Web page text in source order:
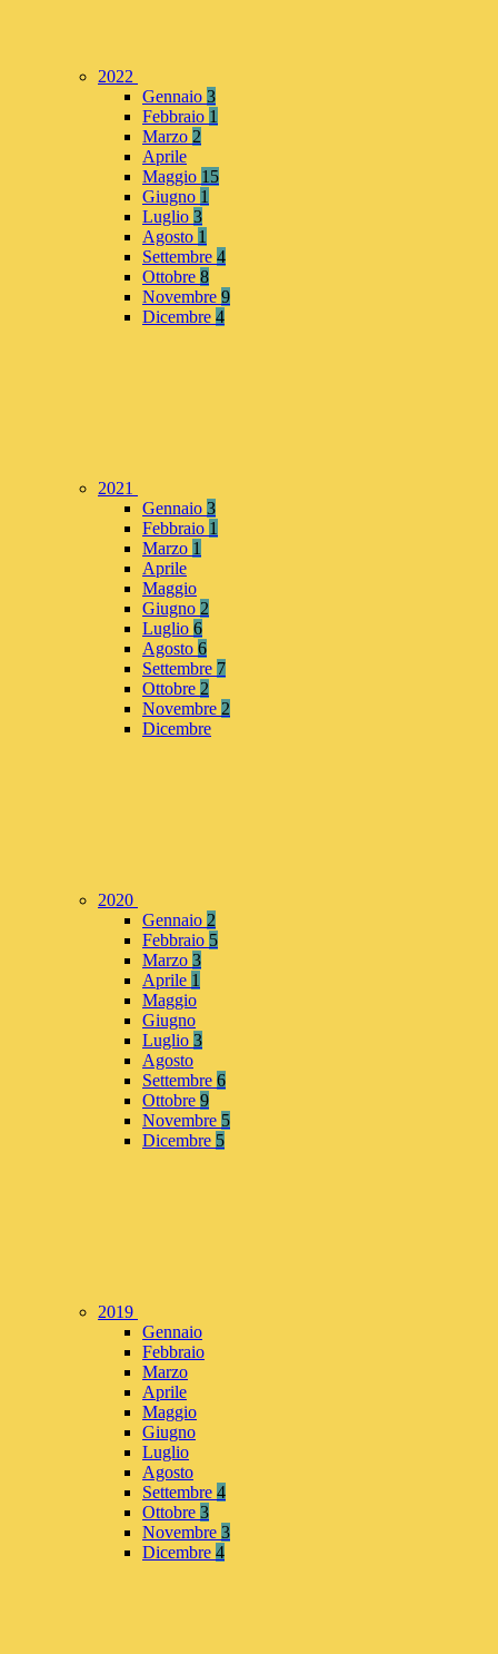
2022
Gennaio 3
Febbraio 1
Marzo 2
Aprile
Maggio 15
Giugno 1
Luglio 3
Agosto 1
Settembre 4
Ottobre 8
Novembre 9
Dicembre 4
2021
Gennaio 3
Febbraio 1
Marzo 1
Aprile
Maggio
Giugno 2
Luglio 6
Agosto 6
Settembre 7
Ottobre 2
Novembre 2
Dicembre
2020
Gennaio 2
Febbraio 5
Marzo 3
Aprile 1
Maggio
Giugno
Luglio 3
Agosto
Settembre 6
Ottobre 9
Novembre 5
Dicembre 5
2019
Gennaio
Febbraio
Marzo
Aprile
Maggio
Giugno
Luglio
Agosto
Settembre 4
Ottobre 3
Novembre 3
Dicembre 4